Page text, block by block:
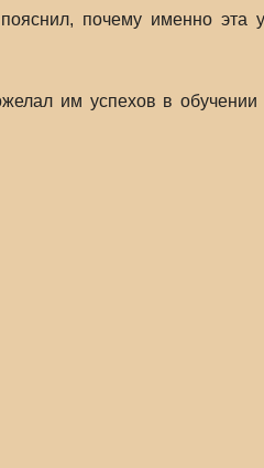
почему именно эта
им успехов в